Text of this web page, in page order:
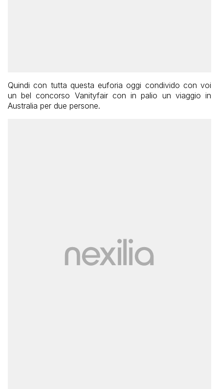
Quindi con tutta questa euforia oggi condivido con voi
un bel concorso Vanityfair con in palio un viaggio in
Australia per due persone.